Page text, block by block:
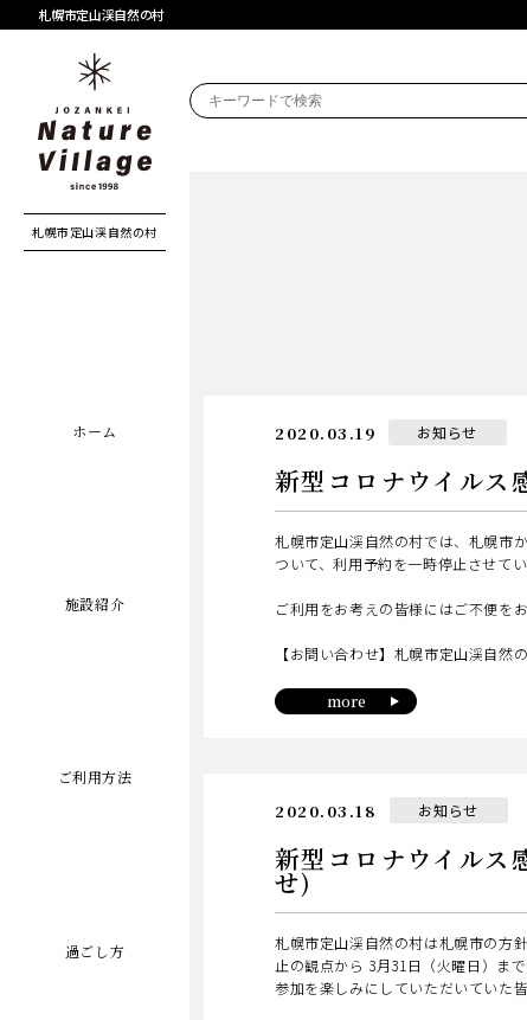
札幌市定山渓自然の村
札幌市定山渓自然の村
札幌市定山渓自然の村
ホーム
施設紹介
ご利用方法
過ごし方
2020.03.19 お知らせカ
リ
ー
新型コロナウイ
札幌市定山渓自然の村では、札幌市
ついて、利用予約を一時停止させてい
ご利用をお考えの皆様にはご不便を
【お問い合わせ】札幌市定山渓自
more
2020.03.18 お知らせカ
リ
ー
新型コロナウイ
せ)
札幌市定山渓自然の村は札幌市の方
止の観点から 3月31日（火曜日）ま
参加を楽しみにしていただいていた